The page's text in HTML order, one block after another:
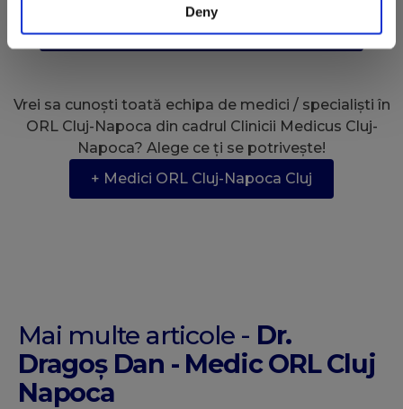
Deny
+ 101 Recomandări Clinica Cluj-Napoca
Vrei sa cunoști toată echipa de medici / specialiști în
ORL Cluj-Napoca din cadrul Clinicii Medicus Cluj-
Napoca? Alege ce ți se potrivește!
+ Medici ORL Cluj-Napoca Cluj
Mai multe articole - Dr.
Dragoș Dan - Medic ORL Cluj
Napoca